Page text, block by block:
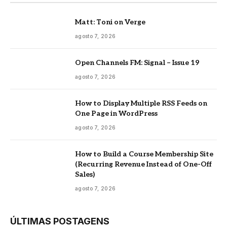
Matt: Toni on Verge
agosto 7, 2026
Open Channels FM: Signal – Issue 19
agosto 7, 2026
How to Display Multiple RSS Feeds on
One Page in WordPress
agosto 7, 2026
How to Build a Course Membership Site
(Recurring Revenue Instead of One-Off
Sales)
agosto 7, 2026
ÚLTIMAS POSTAGENS